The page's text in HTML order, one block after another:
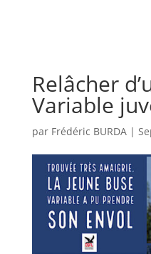
Relâcher
Variable
par Frédéric BURDA|